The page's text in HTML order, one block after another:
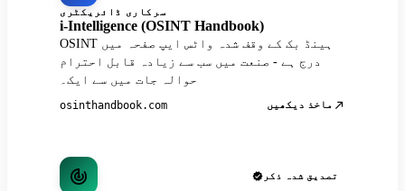
سرکاری ڈائریکٹری
i-Intelligence (OSINT Handbook)
OSINT ہینڈ بک کے وقف شدہ واٹس ایپ صفحہ میں
درج ہے - صنعت میں سب سے زیادہ قابل احترام
حوالہ جات میں سے ایک۔
osinthandbook.com ماخذ دیکھیں
تصدیق شدہ ذکر